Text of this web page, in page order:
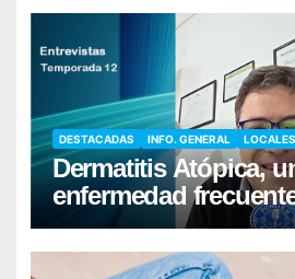
DESTACADAS INFO. GENERAL LOCALES
Dermatitis Atópica,
enfermedad
requiere cuidados
piel